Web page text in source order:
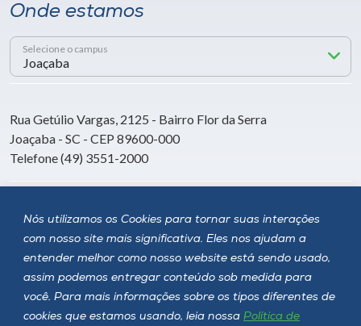
Nós utilizamos os Cookies para tornar suas interações
com nosso site mais significativa. Eles nos ajudam a
entender melhor como nosso website está sendo usado,
assim podemos entregar conteúdo sob medida para
você. Para mais informações sobre os tipos diferentes de
cookies que estamos usando, leia nossa Política de
Onde estamos
Selecione o campus
Rua Getúlio Vargas, 2125 - Bairro Flor da Serra
Joaçaba - SC - CEP 89600-000
Telefone (49) 3551-2000
Siga a Unoesc